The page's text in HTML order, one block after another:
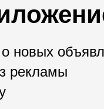
новых
рекламы